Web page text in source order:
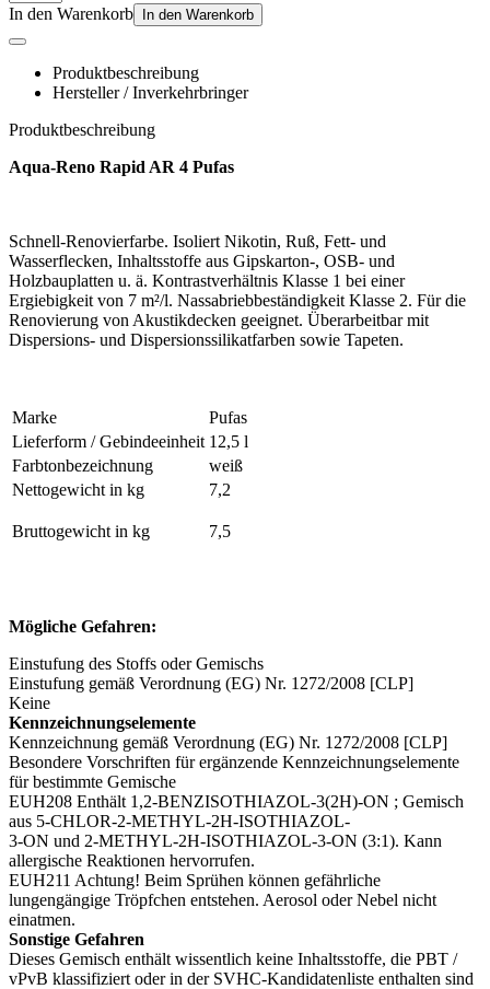
In den Warenkorb In den Warenkorb
Produktbeschreibung
Hersteller / Inverkehrbringer
Produktbeschreibung
Aqua-Reno Rapid AR 4 Pufas
Schnell-Renovierfarbe. Isoliert Nikotin, Ruß, Fett- und
Wasserflecken, Inhaltsstoffe aus Gipskarton-, OSB- und
Holzbauplatten u. ä. Kontrastverhältnis Klasse 1 bei einer
Ergiebigkeit von 7 m²/l. Nassabriebbeständigkeit Klasse 2. Für die
Renovierung von Akustikdecken geeignet. Überarbeitbar mit
Dispersions- und Dispersionssilikatfarben sowie Tapeten.
Marke
Pufas
Lieferform / Gebindeeinheit 12,5 l
Farbtonbezeichnung
weiß
Nettogewicht in kg
7,2
Bruttogewicht in kg 7,5
Mögliche Gefahren:
Einstufung des Stoffs oder Gemischs
Einstufung gemäß Verordnung (EG) Nr. 1272/2008 [CLP]
Keine
Kennzeichnungselemente
Kennzeichnung gemäß Verordnung (EG) Nr. 1272/2008 [CLP]
Besondere Vorschriften für ergänzende Kennzeichnungselemente
für bestimmte Gemische
EUH208 Enthält 1,2-BENZISOTHIAZOL-3(2H)-ON ; Gemisch
aus 5-CHLOR-2-METHYL-2H-ISOTHIAZOL-
3-ON und 2-METHYL-2H-ISOTHIAZOL-3-ON (3:1). Kann
allergische Reaktionen hervorrufen.
EUH211 Achtung! Beim Sprühen können gefährliche
lungengängige Tröpfchen entstehen. Aerosol oder Nebel nicht
einatmen.
Sonstige Gefahren
Dieses Gemisch enthält wissentlich keine Inhaltsstoffe, die PBT /
vPvB klassifiziert oder in der SVHC-Kandidatenliste enthalten sind